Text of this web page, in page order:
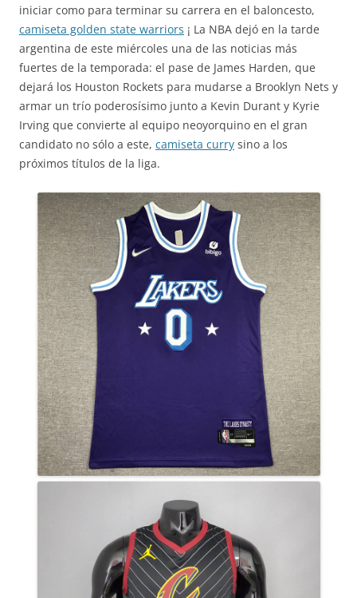
iniciar como para terminar su carrera en el baloncesto,
camiseta golden state warriors ¡ La NBA dejó en la tarde
argentina de este miércoles una de las noticias más
fuertes de la temporada: el pase de James Harden, que
dejará los Houston Rockets para mudarse a Brooklyn Nets y
armar un trío poderosísimo junto a Kevin Durant y Kyrie
Irving que convierte al equipo neoyorquino en el gran
candidato no sólo a este, camiseta curry sino a los
próximos títulos de la liga.